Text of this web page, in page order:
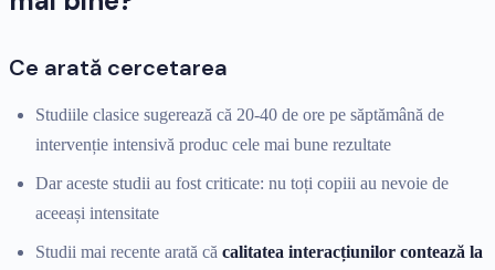
Ce arată cercetarea
Studiile clasice sugerează că 20-40 de ore pe săptămână de
intervenție intensivă produc cele mai bune rezultate
Dar aceste studii au fost criticate: nu toți copiii au nevoie de
aceeași intensitate
Studii mai recente arată că calitatea interacțiunilor contează la